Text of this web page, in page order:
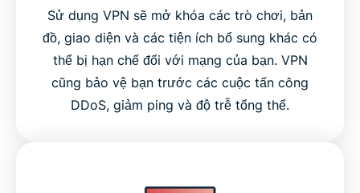
Sử dụng VPN sẽ mở khóa các trò chơi, bản
đồ, giao diện và các tiện ích bổ sung khác có
thể bị hạn chế đối với mạng của bạn. VPN
cũng bảo vệ bạn trước các cuộc tấn công
DDoS, giảm ping và độ trễ tổng thể.